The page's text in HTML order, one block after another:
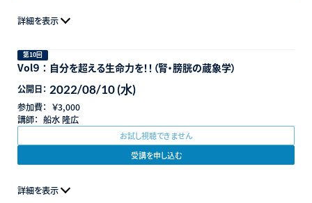
詳細を表示
第10回
Vol９ ： 自分を超える生命力を！！（腎・膀胱の蔵象学）
公開日： 2022/08/10 (水)
参加費： ￥3,000
講師： 船水 隆広
お試し視聴できません
受講を申し込む
詳細を表示